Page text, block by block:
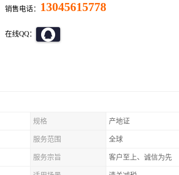
销售电话： 13045615778
在线QQ：
规格 产地证
服务范围 全球
服务宗旨 客户至上、诚信为先